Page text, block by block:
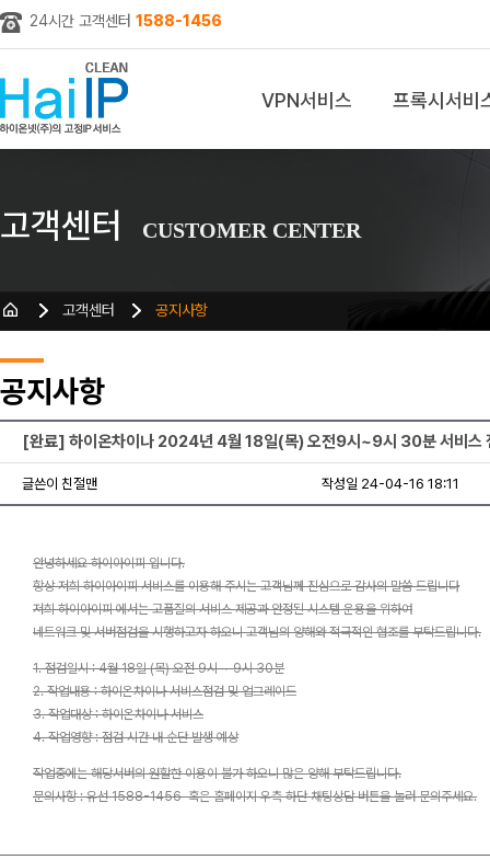
24시간 고객센터 1588-1456
VPN서비스 프록시서비
고객센터 CUSTOMER CENTER
고객센터 공지사항
공지사항
[완료] 하이온차이나 2024년 4월 18일(목) 오전9시~9시 30분 서비스
글쓴이 친절맨 작성일 24-04-16 18:11
안녕하세요 하이아이피 입니다.
항상 저희 하이아이피 서비스를 이용해 주시는 고객님께 진심으로 감사의 말씀 드립니다
저희 하이아이피 에서는 고품질의 서비스 제공과 안정된 시스템 운용을 위하여
네트워크 및 서버점검을 시행하고자 하오니 고객님의 양해와 적극적인 협조를 부탁드립니다.
1. 점검일시 : 4월 18일 (목) 오전 9시 ~ 9시 30분
2. 작업내용 : 하이온차이나 서비스점검 및 업그레이드
3. 작업대상 : 하이온차이나 서비스
4. 작업영향 : 점검 시간 내 순단 발생 예상
작업중에는 해당서버의 원할한 이용이 불가 하오니 많은 양해 부탁드립니다.
문의사항 : 유선 1588-1456 혹은 홈페이지 우측 하단 채팅상담 버튼을 눌러 문의주세요.